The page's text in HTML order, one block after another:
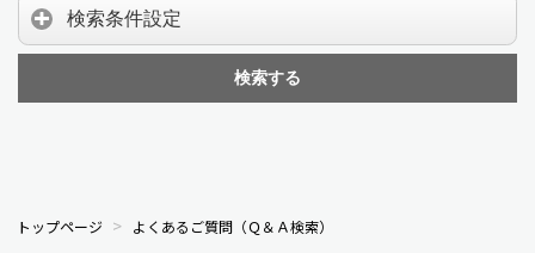
検索条件設定
検索する
トップページ よくあるご質問（Ｑ＆Ａ検索）